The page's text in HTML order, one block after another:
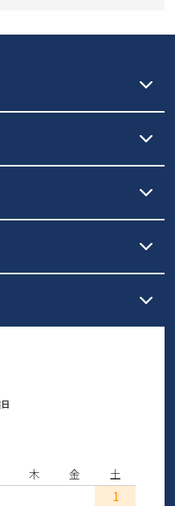
のご利用が可能です。
無料
ガイドを
るよう、サイズ交換の受付期
なります。
木 金
土
1